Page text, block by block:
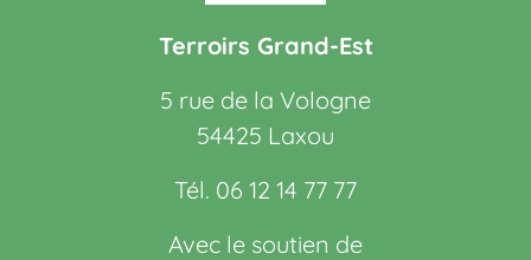
Terroirs Grand-Est
5 rue de la Vologne
54425 Laxou
Tél. 06 12 14 77 77
Avec le soutien de